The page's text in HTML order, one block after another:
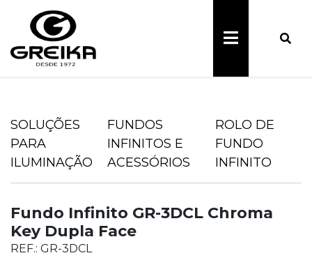
SOLUÇÕES
PARA
ILUMINAÇÃO
FUNDOS
INFINITOS E
ACESSÓRIOS
ROLO DE
FUNDO
INFINITO
Fundo Infinito GR-3DCL Chroma
Key Dupla Face
REF.: GR-3DCL